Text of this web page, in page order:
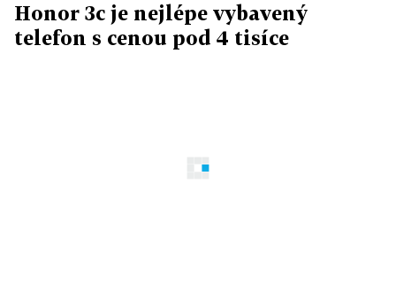
Honor 3c je nejlépe vybavený
telefon s cenou pod 4 tisíce